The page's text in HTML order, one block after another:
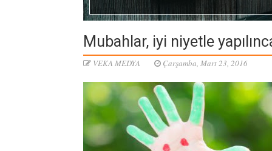
Mubahlar, iyi niyetle
VEKA MEDYA Çarşamba, Mart 23, 2016